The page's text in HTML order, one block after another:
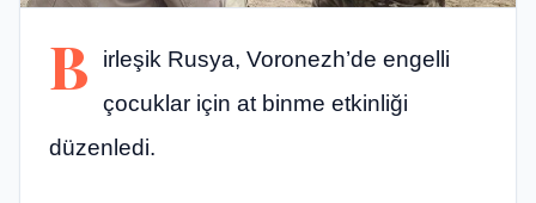
B
irleşik Rusya, Voronezh’de engelli
çocuklar için at binme etkinliği
düzenledi.